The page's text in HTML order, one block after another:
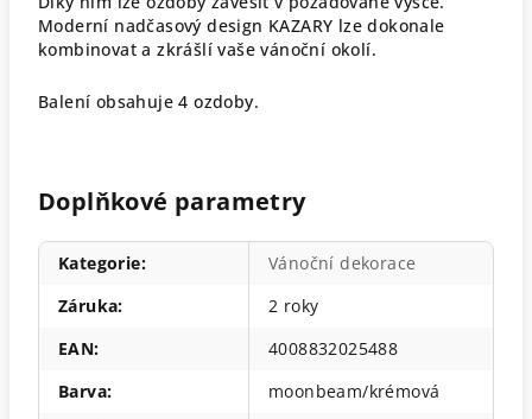
Moderní nadčasový design KAZARY lze dokonale
kombinovat a zkrášlí vaše vánoční okolí.
Balení obsahuje 4 ozdoby.
Doplňkové parametry
Kategorie:
Vánoční dekorace
Záruka:
2 roky
EAN:
4008832025488
Barva:
moonbeam/krémová